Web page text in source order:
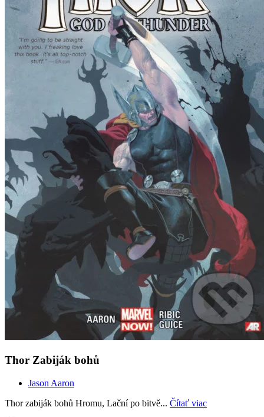
Thor Zabiják bohů
Jason Aaron
Thor zabiják bohů Hromu, Lační po bitvě... Čítať viac